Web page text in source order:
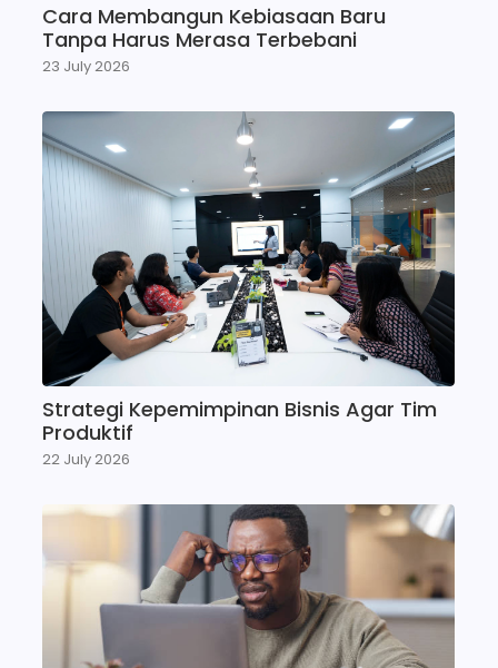
Cara Membangun Kebiasaan Baru
Tanpa Harus Merasa Terbebani
23 July 2026
Strategi Kepemimpinan Bisnis Agar Tim
Produktif
22 July 2026